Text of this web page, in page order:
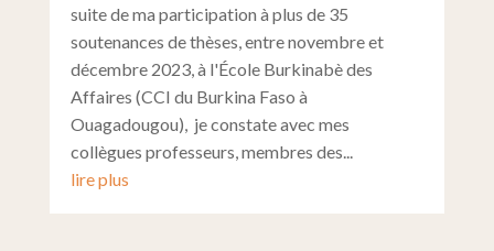
suite de ma participation à plus de 35
soutenances de thèses, entre novembre et
décembre 2023, à l'École Burkinabè des
Affaires (CCI du Burkina Faso à
Ouagadougou), je constate avec mes
collègues professeurs, membres des...
lire plus